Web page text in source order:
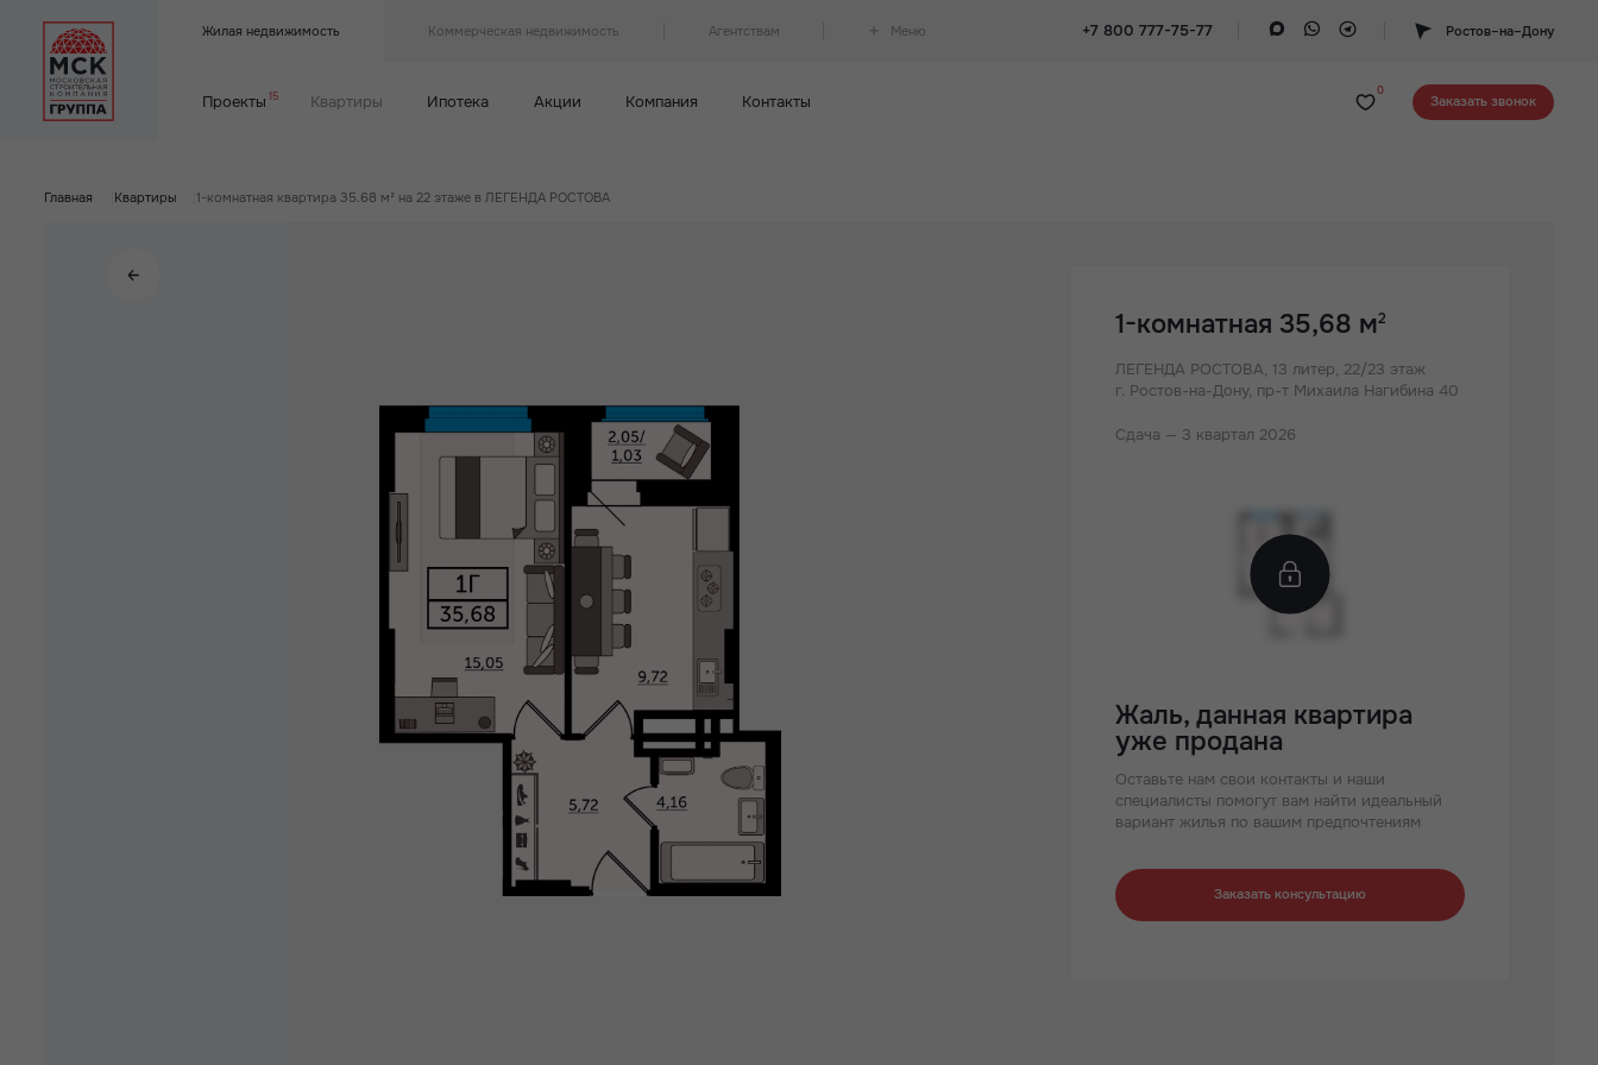
Жилая недвижимость Коммерческая недвижимость Агентствам Меню +7 800 777-75-77 Ростов–на–Дону
Проекты 15 Квартиры Ипотека Акции Компания Контакты
0
Заказать звонок
Главная Квартиры 1-комнатная квартира 35.68 м² на 22 этаже в ЛЕГЕНДА РОСТОВА
1-комнатная 35,68 м2
ЛЕГЕНДА РОСТОВА, 13 литер, 22/23 этаж
г. Ростов-на-Дону, пр-т Михаила Нагибина 40
Сдача — 3 квартал 2026
Жаль, данная квартира
уже продана
Оставьте нам свои контакты и наши
специалисты помогут вам найти идеальный
вариант жилья по вашим предпочтениям
Заказать консультацию